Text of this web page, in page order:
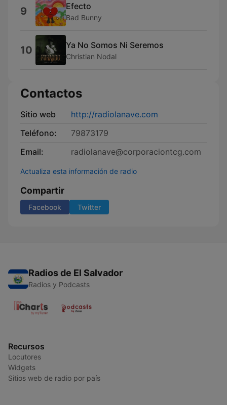
9 Efecto
Bad Bunny
10 Ya No Somos Ni Seremos
Christian Nodal
Contactos
Sitio web
http://radiolanave.com
Teléfono:
79873179
Email:
radiolanave@corporaciontcg.com
Actualiza esta información de radio
Compartir
Facebook Twitter
Radios de El Salvador
Radios y Podcasts
Recursos
Locutores
Widgets
Sitios web de radio por país